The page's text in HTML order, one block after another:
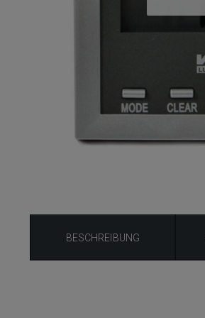
BESCHREIBUNG